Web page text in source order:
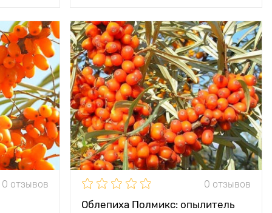
0 отзывов
всю зиму
вас от
простуд
- 300 см
150 - 250 см
место
минус 35°С
0 отзывов
Облепиха Полмикс: опылитель
Особенности
незаменим для
опыления женских
сортов
Высота растения 200 - 300 см
Растояние между
растениями
150 - 250 см
Местоположение солнечное место
Морозостойкость минус 35°С